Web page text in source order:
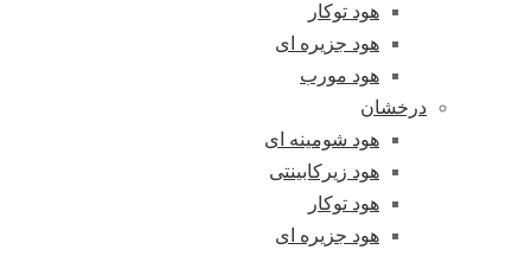
هود توکار
هود جزیره ای
هود مورب
درخشان
هود شومینه ای
هود زیرکابینتی
هود توکار
هود جزیره ای